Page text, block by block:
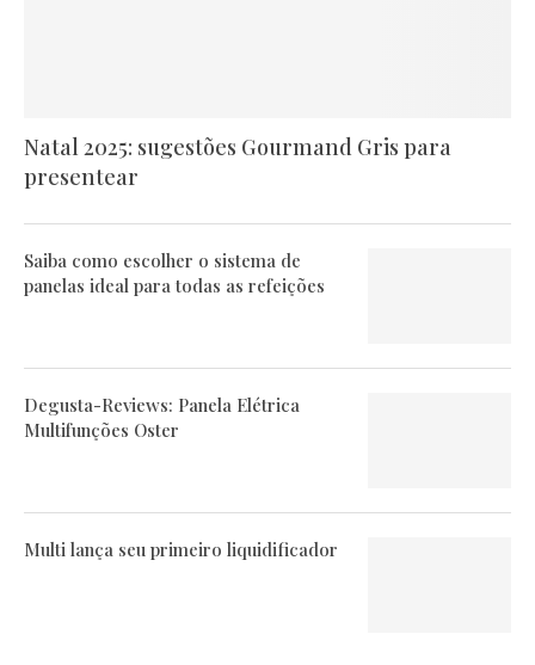
Natal 2025: sugestões Gourmand Gris para
presentear
Saiba como escolher o sistema de
panelas ideal para todas as refeições
Degusta-Reviews: Panela Elétrica
Multifunções Oster
Multi lança seu primeiro liquidificador